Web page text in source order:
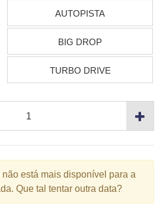
AUTOPISTA
BIG DROP
TURBO DRIVE
não está mais disponível para a
Que tal tentar outra data?